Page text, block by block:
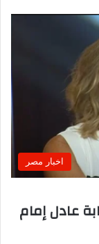
اخبار مصر
عادل إمام